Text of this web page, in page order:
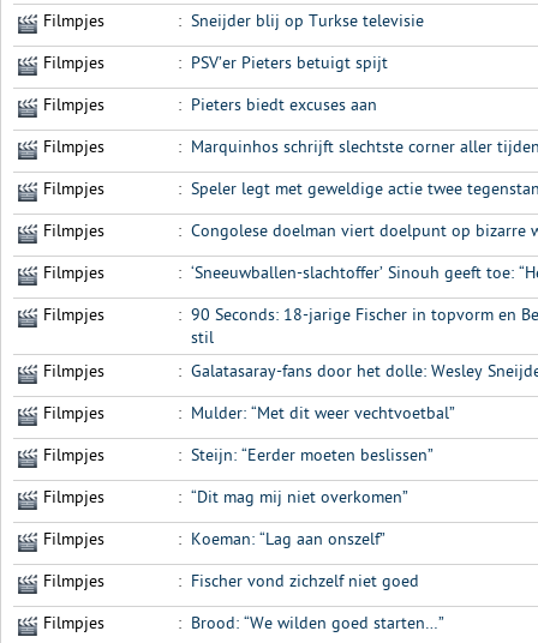
Filmpjes : Sneijder blij op Turkse televisie
Filmpjes : PSV’er Pieters betuigt spijt
Filmpjes : Pieters biedt excuses aan
Filmpjes : Marquinhos schrijft slechtste corner aller
Filmpjes : Speler legt met geweldige actie twee
Filmpjes : Congolese doelman viert doelpunt op bizarre
Filmpjes : ‘Sneeuwballen-slachtoffer’ Sinouh geeft toe:
Filmpjes : 90 Seconds: 18-jarige Fischer in topvorm en
stil
Filmpjes
: Galatasaray-fans door het dolle: Wesley
Filmpjes : Mulder: “Met dit weer vechtvoetbal”
Filmpjes : Steijn: “Eerder moeten beslissen”
Filmpjes : “Dit mag mij niet overkomen”
Filmpjes : Koeman: “Lag aan onszelf”
Filmpjes : Fischer vond zichzelf niet goed
Filmpjes : Brood: “We wilden goed starten…”